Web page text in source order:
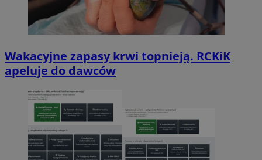
Wakacyjne zapasy krwi topnieją. RCKiK
apeluje do dawców